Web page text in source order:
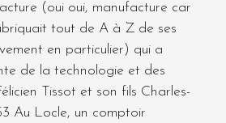
(oui oui, manufacture car
tout de A à Z de ses
en particulier) qui a
de la technologie et des
Tissot et son fils Charles-
Au Locle, un comptoir